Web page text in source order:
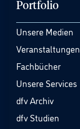
Portfolio
Unsere Medien
Veranstaltungen
Fachbücher
Unsere Services
dfv Archiv
dfv Studien